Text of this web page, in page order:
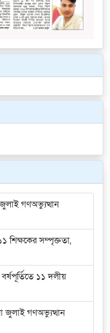
গণঅভ্যুত্থান
শিক্ষকের সম্পৃক্ততা,
১১ দলীয়
জুলাই গণঅভ্যুত্থান